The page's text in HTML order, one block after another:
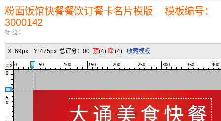
粉面饭馆快餐餐饮订餐卡名片模版 模板编号：
3000142
标 签：
X: 69px Y: 475px 总评分： 00 顶(4) 踩 (4) 收藏模板
大通美食快餐
px